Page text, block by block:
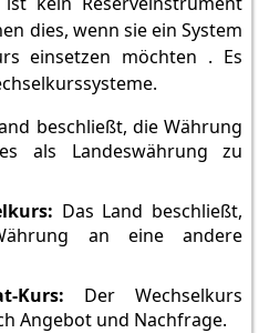
dies, wenn sie ein System
einsetzen möchten . Es
beschließt, die Währung
als Landeswährung zu
Das Land beschließt,
an eine andere
Kurs: Der Wechselkurs
Angebot und Nachfrage.